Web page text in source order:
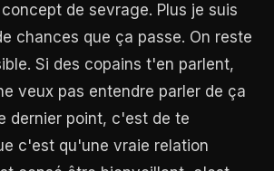
de sevrage. Plus je suis
chances que ça passe. On reste
Si des copains t'en parlent,
veux pas entendre parler de ça
dernier point, c'est de te
c'est qu'une vraie relation